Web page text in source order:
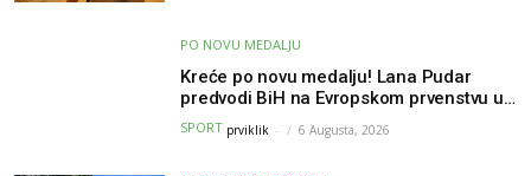
PO NOVU MEDALJU
Kreće po novu medalju! Lana Pudar
predvodi BiH na Evropskom prvenstvu u
Parizu
SPORT prviklik - 6 Augusta, 2026